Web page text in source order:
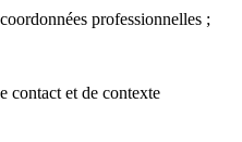
professionnelles ;
contact et de contexte